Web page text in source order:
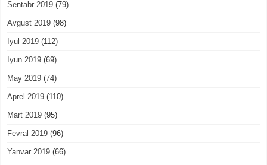
Sentabr 2019 (79)
Avgust 2019 (98)
Iyul 2019 (112)
Iyun 2019 (69)
May 2019 (74)
Aprel 2019 (110)
Mart 2019 (95)
Fevral 2019 (96)
Yanvar 2019 (66)